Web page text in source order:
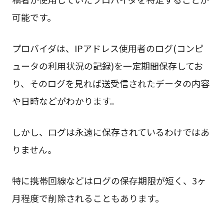
可能です。
プロバイダは、IPアドレス使用者のログ(コンピ
ュータの利用状況の記録)を一定期間保存してお
り、そのログを見れば送受信されたデータの内容
や日時などがわかります。
しかし、ログは永遠に保存されているわけではあ
りません。
特に携帯回線などはログの保存期限が短く、3ヶ
月程度で削除されることもあります。